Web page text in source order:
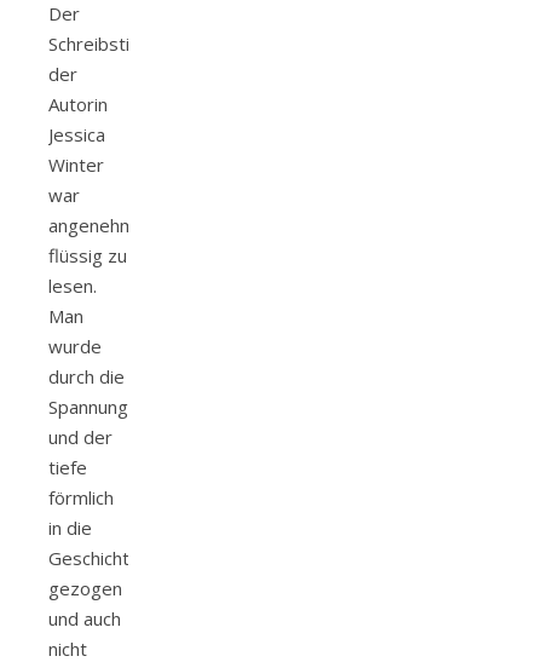
Der
Schreibstil
der
Autorin
Jessica
Winter
war
angenehm
flüssig zu
lesen.
Man
wurde
durch die
Spannung
und der
tiefe
förmlich
in die
Geschichte
gezogen
und auch
nicht